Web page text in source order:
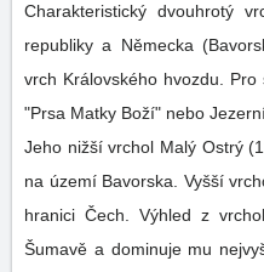
Charakteristický dvouhrotý
republiky a Německa
vrch Královského hvozdu.
"Prsa Matky Boží" nebo
Jeho nižší vrchol Malý Ostrý
na území Bavorska. Vyšší
hranici Čech. Výhled z
Šumavě a dominuje mu